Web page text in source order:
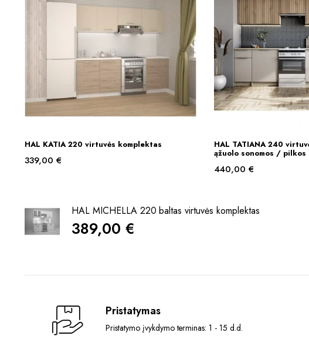
Į KREPŠELĮ
HAL KATIA 220 virtuvės komplektas
339,00 €
Į
HAL TATIANA 240
ąžuolo sonomos / pilkos
440,00€
HAL MICHELLA 220 baltas virtuvės komplektas
389,00 €
Pristatymas
Pristatymo įvykdymo terminas: 1 - 15 d.d.